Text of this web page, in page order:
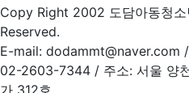
Copy Right 2002 도담아동청
Reserved.
E-mail:
02-2603-7344 / 주소: 서울 양
가 312호